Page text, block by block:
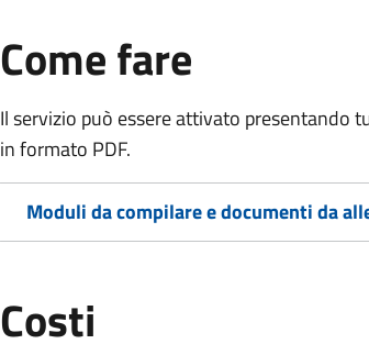
Come fare
Il servizio può essere attivato presentando
in formato PDF.
Moduli da compilare e documenti da
Costi